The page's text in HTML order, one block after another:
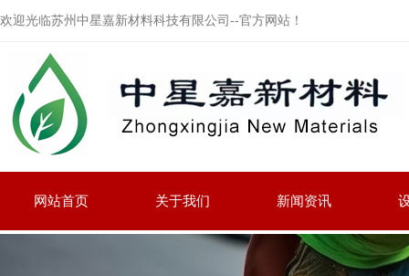
欢迎光临苏州中星嘉新材料科技有限公司--官方网站！
网站首页 关于我们 新闻资讯